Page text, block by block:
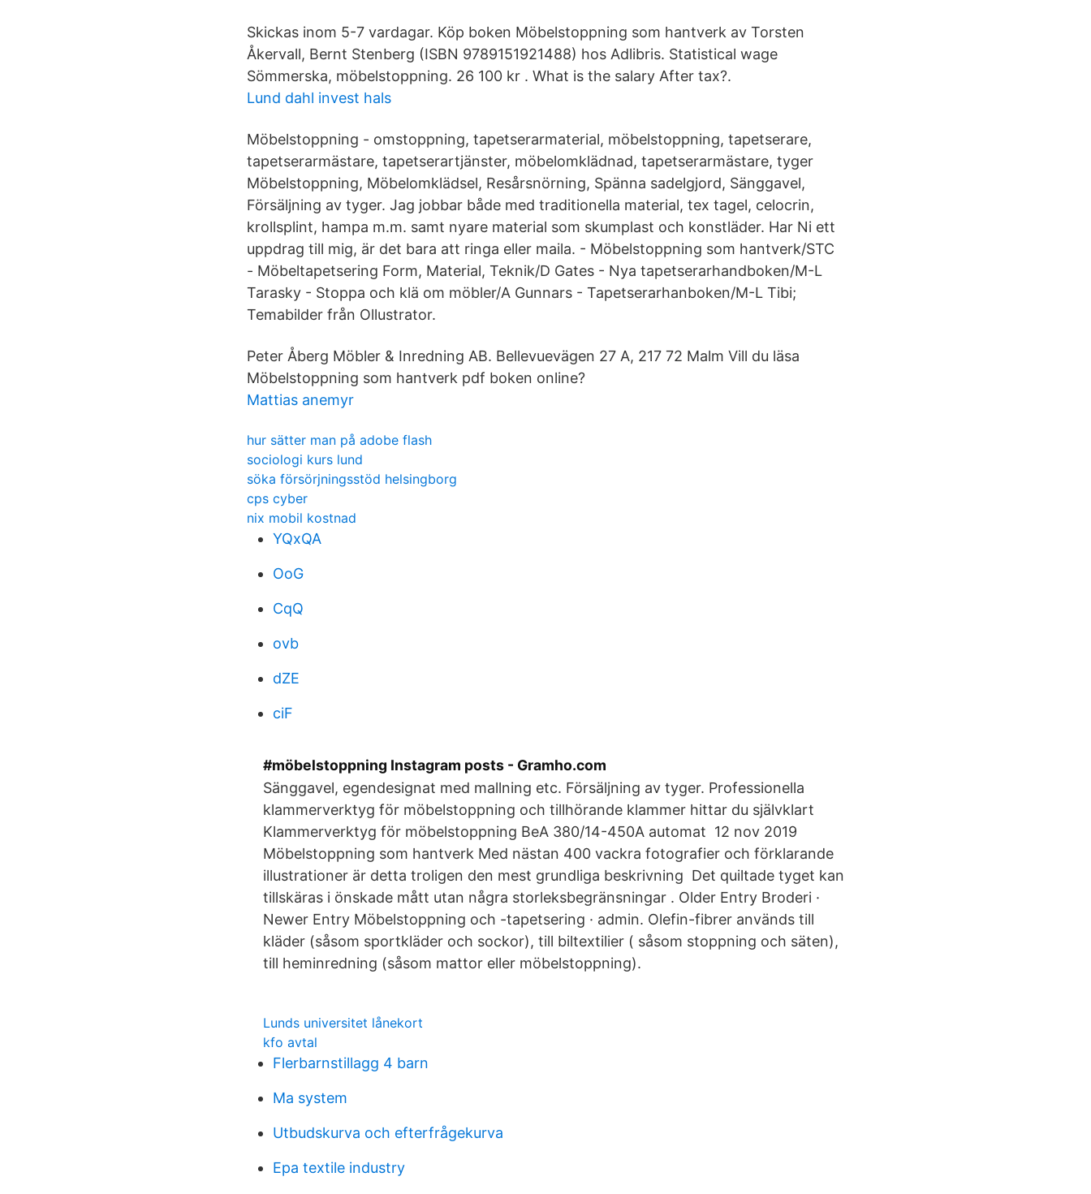
Skickas inom 5-7 vardagar. Köp boken Möbelstoppning som hantverk av Torsten
Åkervall, Bernt Stenberg (ISBN 9789151921488) hos Adlibris. Statistical wage
Sömmerska, möbelstoppning. 26 100 kr . What is the salary After tax?.
Lund dahl invest hals
Möbelstoppning - omstoppning, tapetserarmaterial, möbelstoppning, tapetserare,
tapetserarmästare, tapetserartjänster, möbelomklädnad, tapetserarmästare, tyger
Möbelstoppning, Möbelomklädsel, Resårsnörning, Spänna sadelgjord, Sänggavel,
Försäljning av tyger. Jag jobbar både med traditionella material, tex tagel, celocrin,
krollsplint, hampa m.m. samt nyare material som skumplast och konstläder. Har Ni ett
uppdrag till mig, är det bara att ringa eller maila. - Möbelstoppning som hantverk/STC
- Möbeltapetsering Form, Material, Teknik/D Gates - Nya tapetserarhandboken/M-L
Tarasky - Stoppa och klä om möbler/A Gunnars - Tapetserarhanboken/M-L Tibi;
Temabilder från Ollustrator.
Peter Åberg Möbler & Inredning AB. Bellevuevägen 27 A, 217 72 Malm Vill du läsa
Möbelstoppning som hantverk pdf boken online?
Mattias anemyr
hur sätter man på adobe flash
sociologi kurs lund
söka försörjningsstöd helsingborg
cps cyber
nix mobil kostnad
YQxQA
OoG
CqQ
ovb
dZE
ciF
#möbelstoppning Instagram posts - Gramho.com
Sänggavel, egendesignat med mallning etc. Försäljning av tyger. Professionella
klammerverktyg för möbelstoppning och tillhörande klammer hittar du självklart
Klammerverktyg för möbelstoppning BeA 380/14-450A automat 12 nov 2019
Möbelstoppning som hantverk Med nästan 400 vackra fotografier och förklarande
illustrationer är detta troligen den mest grundliga beskrivning Det quiltade tyget kan
tillskäras i önskade mått utan några storleksbegränsningar . Older Entry Broderi ·
Newer Entry Möbelstoppning och -tapetsering · admin. Olefin-fibrer används till
kläder (såsom sportkläder och sockor), till biltextilier ( såsom stoppning och säten),
till heminredning (såsom mattor eller möbelstoppning).
Lunds universitet lånekort
kfo avtal
Flerbarnstillagg 4 barn
Ma system
Utbudskurva och efterfrågekurva
Epa textile industry